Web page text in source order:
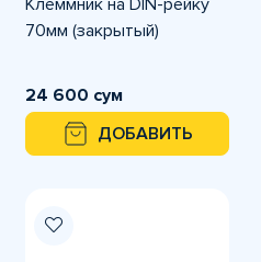
Клеммник на DIN-рейку
70мм (закрытый)
24 600 сум
ДОБАВИТЬ